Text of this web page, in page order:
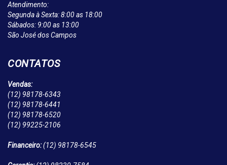
Atendimento:
Segunda à Sexta: 8:00 as 18:00
Sábados: 9:00 as 13:00
São José dos Campos
CONTATOS
Vendas:
(12) 98178-6343
(12) 98178-6441
(12) 98178-6520
(12) 99225-2106
Financeiro:(12) 98178-6545